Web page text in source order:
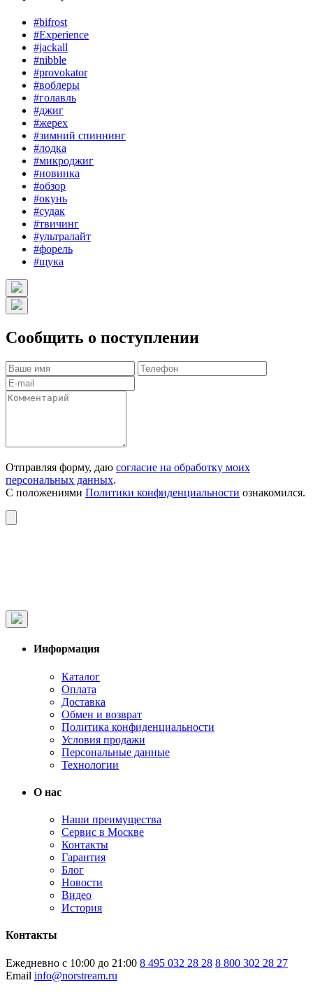
#bifrost
#Experience
#jackall
#nibble
#provokator
#воблеры
#голавль
#джиг
#жерех
#зимний спиннинг
#лодка
#микроджиг
#новинка
#обзор
#окунь
#судак
#твичинг
#ультралайт
#форель
#щука
Сообщить о поступлении
Отправляя форму, даю согласие на обработку моих
персональных данных.
С положениями Политики конфиденциальности ознакомился.
Информация
Каталог
Оплата
Доставка
Обмен и возврат
Политика конфиденциальности
Условия продажи
Персональные данные
Технологии
О нас
Наши преимущества
Сервис в Москве
Контакты
Гарантия
Блог
Новости
Видео
История
Контакты
Ежедневно с 10:00 до 21:00 8 495 032 28 28 8 800 302 28 27
Email info@norstream.ru